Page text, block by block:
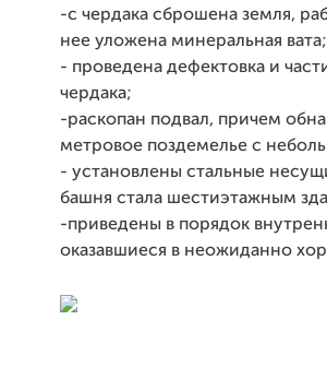
-с чердака сброшена земля,
нее уложена минеральная вата;
- проведена дефектовка и
чердака;
-раскопан подвал, причем
метровое поздемелье с
- установлены стальные
башня стала шестиэтажным
-приведены в порядок
оказавшиеся в неожиданно